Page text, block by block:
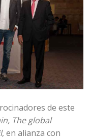
de este
The global
, en alianza con